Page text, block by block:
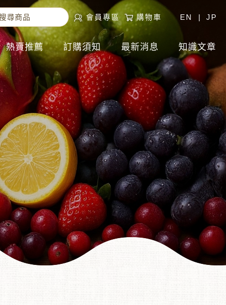
會員專區 購物車 EN | JP
熱賣推薦 訂購須知 最新消息 知識文章